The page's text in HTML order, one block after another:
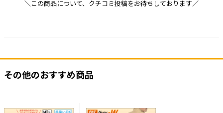
＼この商品について、クチコミ投稿をお待ちしております／
その他のおすすめ商品